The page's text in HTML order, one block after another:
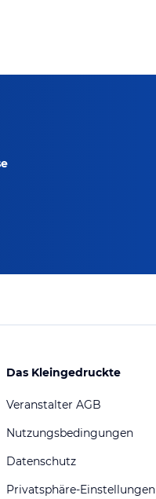
Das Kleingedruckte
Veranstalter AGB
Nutzungsbedingungen
Datenschutz
Privatsphäre-Einstellungen